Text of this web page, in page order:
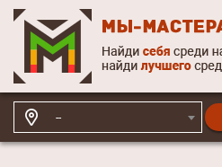
--